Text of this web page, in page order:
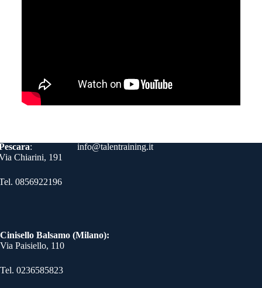
info@talentraining.it
:
Chiarini, 191
0856922196
Cinisello Balsamo (Milano):
Via Paisiello, 110
Tel. 0236585823​